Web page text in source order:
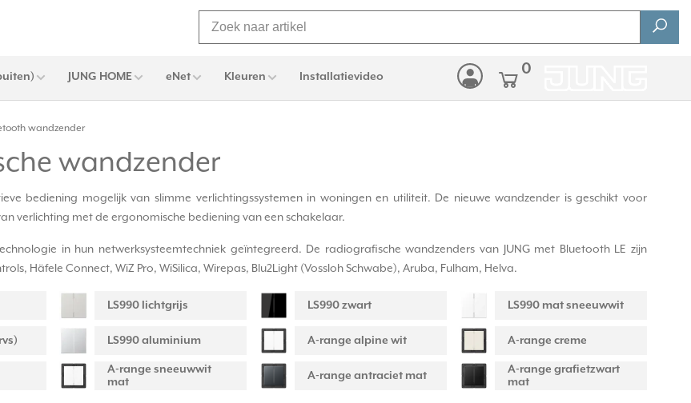
JUNG HOME eNet Kleuren Installatievideo 0
wandzender
wandzender
bediening mogelijk van slimme verlichtingssystemen in woningen en utiliteit. De nieuwe wandzender is geschikt voor
verlichting met de ergonomische bediening van een schakelaar.
in hun netwerksysteemtechniek geïntegreerd. De radiografische wandzenders van JUNG met Bluetooth LE zijn
Häfele Connect, WiZ Pro, WiSilica, Wirepas, Blu2Light (Vossloh Schwabe), Aruba, Fulham, Helva.
LS990 lichtgrijs LS990 zwart LS990 mat sneeuwwit
LS990 aluminium A-range alpine wit A-range creme
A-range sneeuwwit
mat
A-range antraciet mat
A-range grafietzwart
mat